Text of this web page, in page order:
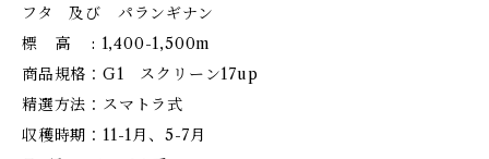
フタ 及び パランギナン
標 高 : 1,400-1,500m
商品規格：G1 スクリーン17up
精選方法：スマトラ式
収穫時期：11-1月、5-7月